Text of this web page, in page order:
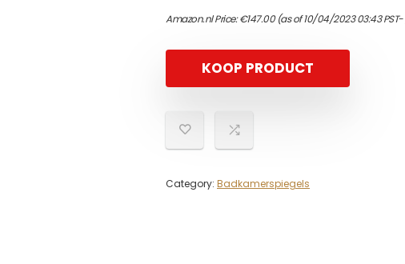
Amazon.nl Price:€147.00(as of 10/04/2023 03:43 PST-
KOOP PRODUCT
Category: Badkamerspiegels